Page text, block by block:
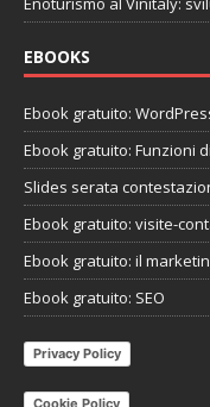
EBOOKS
Ebook gratuito:
Ebook gratuito: Funzioni
Slides serata
Ebook gratuito: visite-
Ebook gratuito: il
Ebook gratuito: SEO
Privacy Policy
Cookie Policy